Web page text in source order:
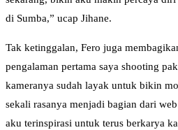
di Sumba,” ucap Jihane.
Tak ketinggalan, Fero juga
pengalaman pertama saya shooting
kameranya sudah layak untuk bikin
sekali rasanya menjadi bagian dari
aku terinspirasi untuk terus berkarya